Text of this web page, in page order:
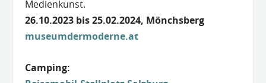
Medienkunst.
26.10.2023 bis 25.02.2024, Mönchsberg
museumdermoderne.at
Camping: